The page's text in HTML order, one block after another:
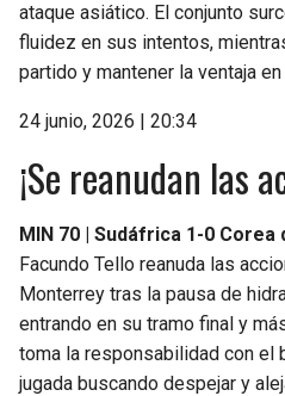
ataque asiático. El conjunto
fluidez en sus intentos,
partido y mantener la ventaja en
24 junio, 2026 | 20:34
¡Se reanudan las
MIN 70 | Sudáfrica 1-0 Corea
Facundo Tello reanuda las
Monterrey tras la pausa de
entrando en su tramo final y
toma la responsabilidad con el
jugada buscando despejar y